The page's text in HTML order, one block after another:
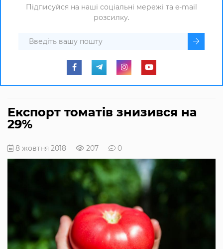
Підписуйся на наші соціальні мережі та e-mail
розсилку.
Експорт томатів знизився на
29%
8 жовтня 2018 207 0